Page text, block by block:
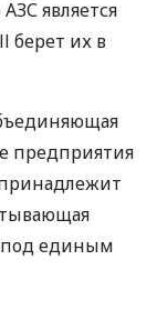
является
берет их в
предприятия
под единым